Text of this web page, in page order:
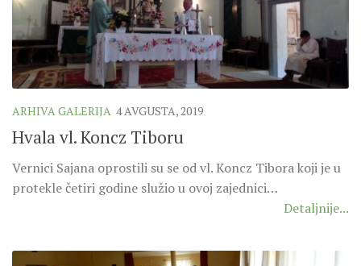
SINODSKA MOLITVA
MOTO I LOGO
SINODSKI URED
ZAŠTITA MALOLJETNIKA
ARHIVA GALERIJA 4 AVGUSTA, 2019
Hvala vl. Koncz Tiboru
Vernici Sajana oprostili su se od vl. Koncz Tibora koji je u
protekle četiri godine služio u ovoj zajednici…
Detaljnije...